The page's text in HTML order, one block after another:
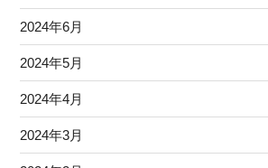
2024年6月
2024年5月
2024年4月
2024年3月